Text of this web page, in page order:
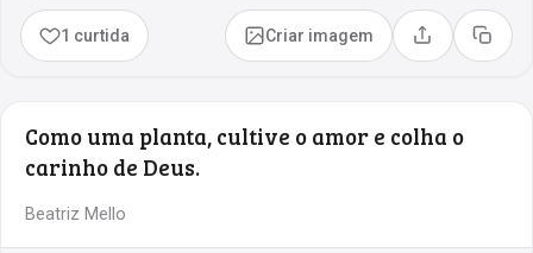
1 curtida Criar imagem Compartilhar
Copiar
Como uma planta, cultive o amor e colha o
carinho de Deus.
Beatriz Mello